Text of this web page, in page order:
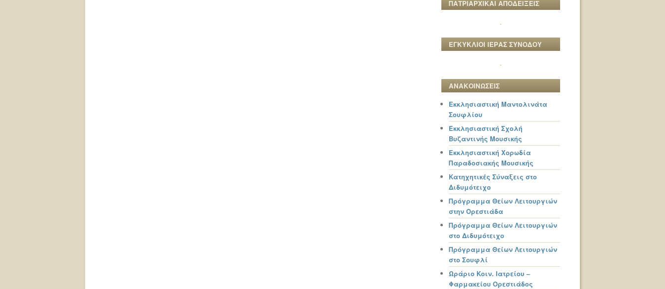
ΠΑΤΡΙΑΡΧΙΚΑΙ ΑΠΟΔΕΙΞΕΙΣ
ΕΓΚΥΚΛΙΟΙ ΙΕΡΑΣ ΣΥΝΟΔΟΥ
ΑΝΑΚΟΙΝΩΣΕΙΣ
Εκκλησιαστική Μαντολινάτα
Σουφλίου
Εκκλησιαστική Σχολή
Βυζαντινής Μουσικής
Εκκλησιαστική Χορωδία
Παραδοσιακής Μουσικής
Κατηχητικές Σύναξεις στο
Διδυμότειχο
Πρόγραμμα Θείων Λειτουργιών
στην Ορεστιάδα
Πρόγραμμα Θείων Λειτουργιών
στο Διδυμότειχο
Πρόγραμμα Θείων Λειτουργιών
στο Σουφλί
Ωράριο Κοιν. Ιατρείου –
Φαρμακείου Ορεστιάδος